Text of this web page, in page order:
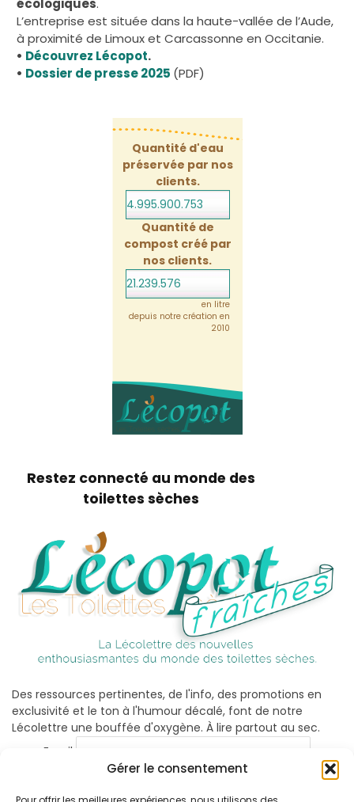
Gérer le consentement
L’entreprise est située dans la haute-vallée de l’Aude,
à proximité de Limoux et Carcassonne en Occitanie.
• Découvrez Lécopot.
• Dossier de presse 2025 (PDF)
Quantité d'eau
préservée par nos
clients.
4.995.900.774
Quantité de
compost créé par
nos clients.
21.239.576
en litre
depuis notre création en
2010
Restez connecté au monde des
toilettes sèches
Des ressources pertinentes, de l'info, des promotions en
exclusivité et le ton à l'humour décalé, font de notre
Lécolettre une bouffée d'oxygène. À lire partout au sec.
Email